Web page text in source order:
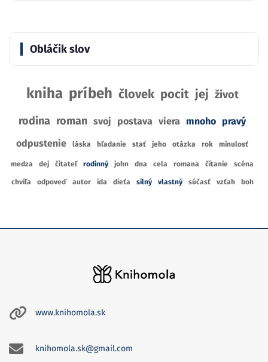
Obláčik slov
kniha príbeh človek pocit jej život
rodina roman svoj postava viera mnoho pravý
odpustenie
láska hľadanie stať jeho otázka rok minulosť
medza dej čitateľ rodinný john dna cela romana čítanie scéna
chvíľa odpoveď autor ida dieťa silný vlastný súčasť vzťah boh
www.knihomola.sk
knihomola.sk@gmail.com